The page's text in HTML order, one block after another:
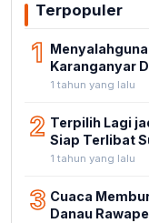
Terpopuler
1 Karanganyar
1 tahun yang lalu
2 Terpilih Lagi
Siap Terlibat
1 tahun yang lalu
3 Cuaca
Danau